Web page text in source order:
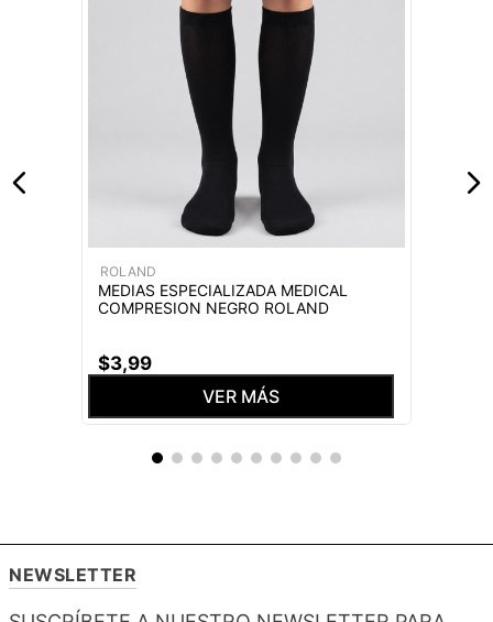
ROLAND
MEDIAS ESPECIALIZADA MEDICAL
COMPRESION NEGRO ROLAND
$3,99
VER MÁS
NEWSLETTER